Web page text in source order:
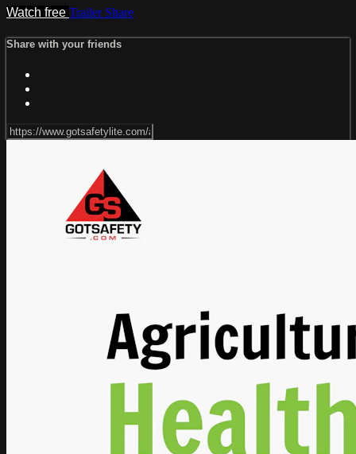
Watch free Trailer Share
Share with your friends